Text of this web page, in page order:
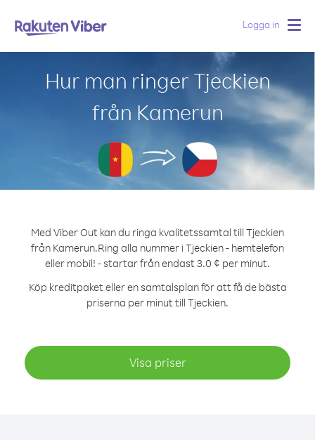
Logga in
Hur man ringer Tjeckien
från Kamerun
Med Viber Out kan du ringa kvalitetssamtal till Tjeckien
från Kamerun.Ring alla nummer i Tjeckien - hemtelefon
eller mobil! - startar från endast 3.0 ¢ per minut.
Köp kreditpaket eller en samtalsplan för att få de bästa
priserna per minut till Tjeckien.
Visa priser